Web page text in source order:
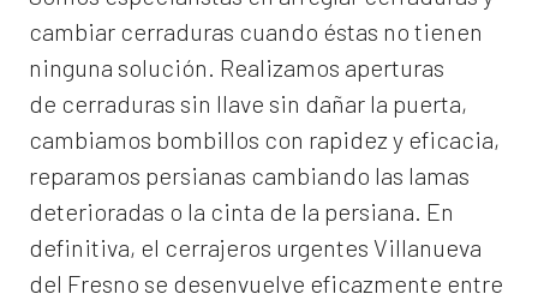
cambiar cerraduras cuando éstas no tienen
ninguna solución. Realizamos aperturas
de cerraduras sin llave sin dañar la puerta,
cambiamos bombillos con rapidez y eficacia,
reparamos persianas cambiando las lamas
deterioradas o la cinta de la persiana. En
definitiva, el cerrajeros urgentes Villanueva
del Fresno se desenvuelve eficazmente entre